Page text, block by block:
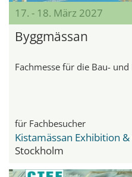
17. - 18. März 2027
Byggmässan
Fachmesse für die Bau-
für Fachbesucher
Kistamässan Exhibition
Stockholm